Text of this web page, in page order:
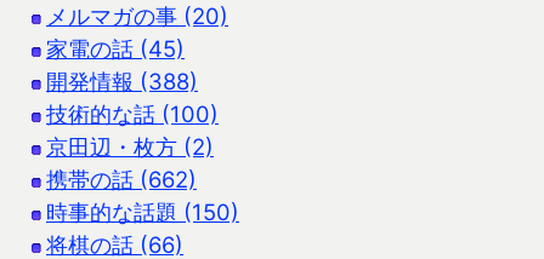
メルマガの事 (20)
家電の話 (45)
開発情報 (388)
技術的な話 (100)
京田辺・枚方 (2)
携帯の話 (662)
時事的な話題 (150)
将棋の話 (66)